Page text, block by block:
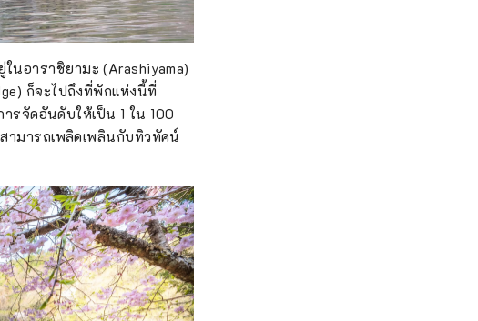
นอาราชิยามะ (Arashiyama)
ก็จะไปถึงที่พักแห่งนี้ที่
รจัดอันดับให้เป็น 1 ใน 100
มารถเพลิดเพลินกับทิวทัศน์